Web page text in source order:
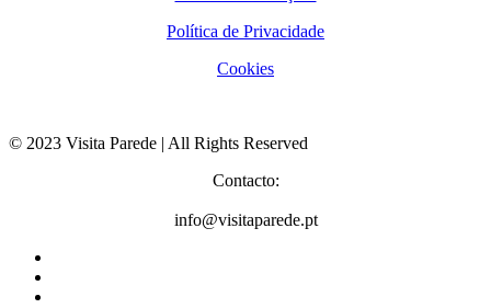
Política de Privacidade
Cookies
© 2023 Visita Parede | All Rights Reserved
Contacto:
info@visitaparede.pt